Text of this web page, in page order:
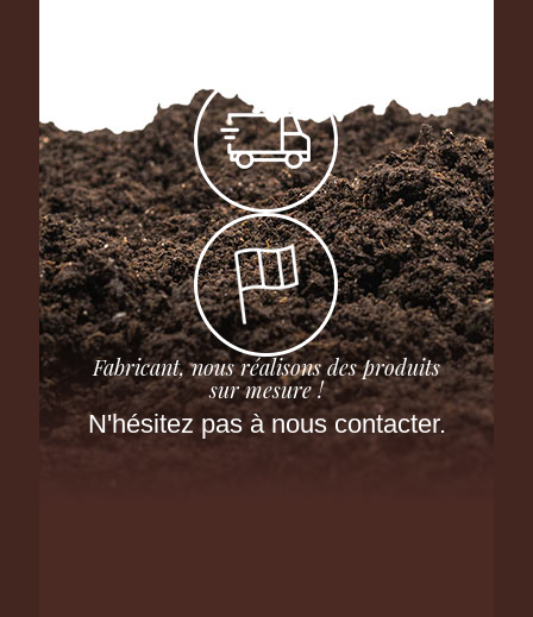
Fabricant, nous réalisons des produits
sur mesure !
N'hésitez pas à nous contacter.